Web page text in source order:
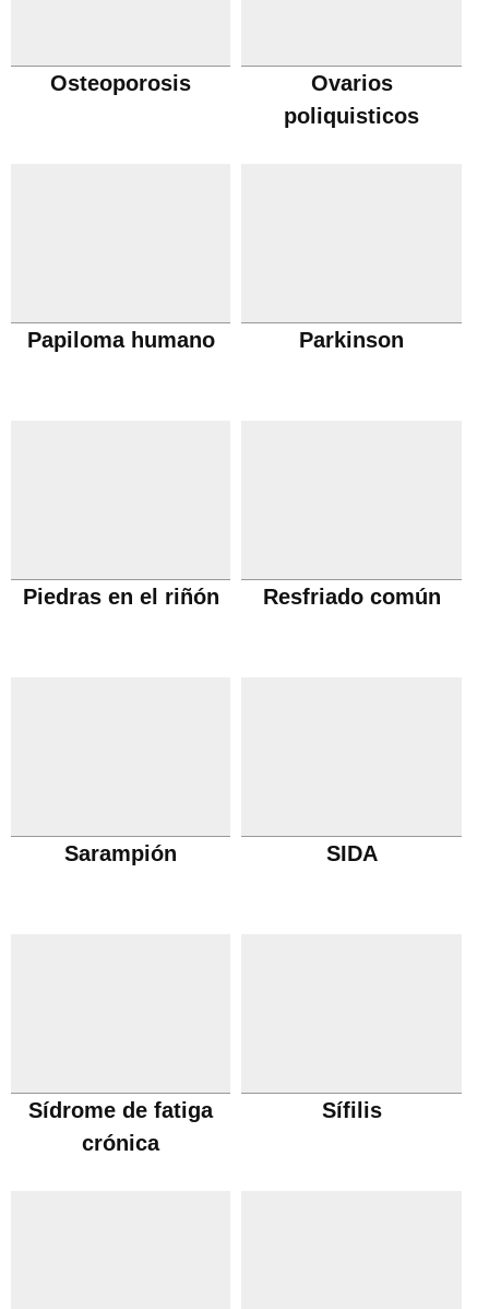
Osteoporosis
Ovarios
poliquisticos
Papiloma humano Parkinson
Piedras en el riñón Resfriado común
Sarampión SIDA
Sídrome de fatiga
crónica
Sífilis